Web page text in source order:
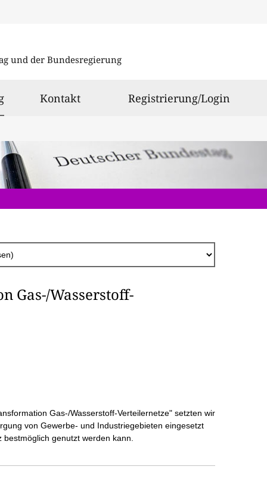
und der Bundesregierung
ausgewählt
Kontakt Registrierung/Login
Gas-/Wasserstoff-
Gas-/Wasserstoff-Verteilernetze" setzten wir
von Gewerbe- und Industriegebieten eingesetzt
genutzt werden kann.